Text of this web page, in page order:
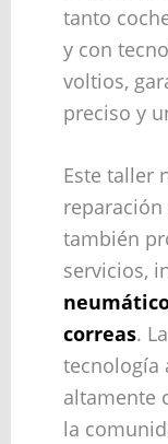
tanto
y con
voltios,
preciso y
Este taller
también
servicios,
correas.
tecnología
altamente
la